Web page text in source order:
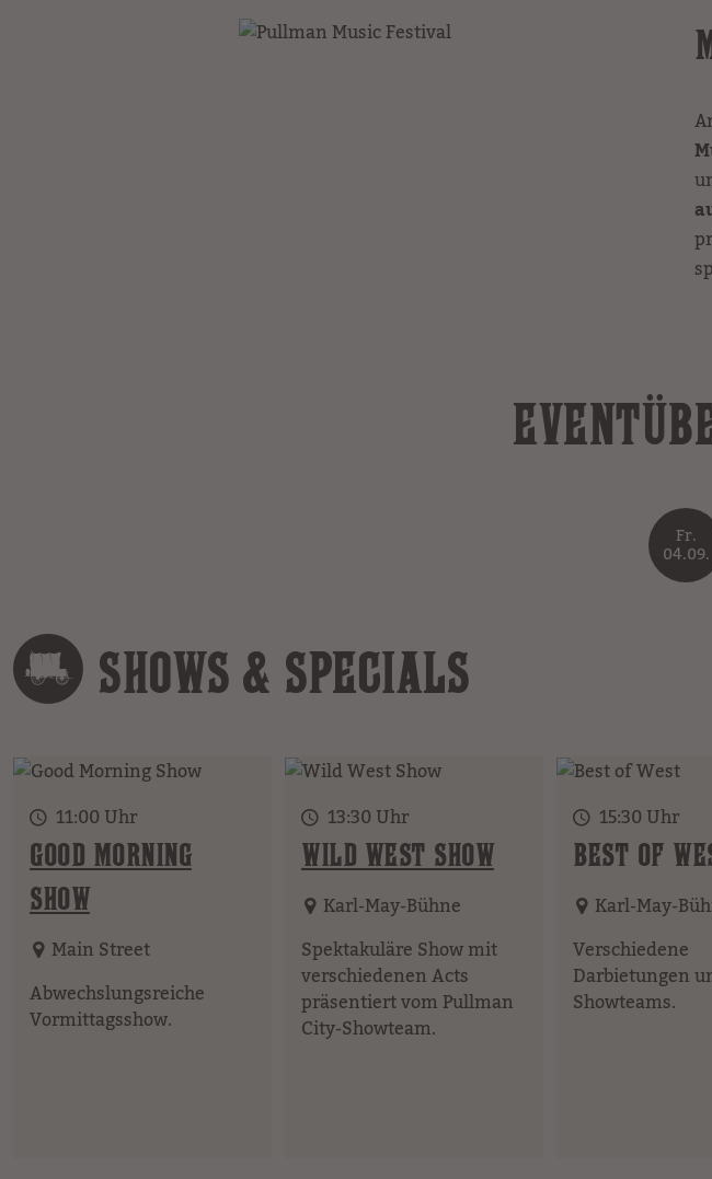
Fr.
04.09.
SHOWS & SPECIALS
11:00 Uhr
GOOD MORNING
SHOW
Main Street
Abwechslungsreiche
Vormittagsshow.
13:30 Uhr
WILD WEST SHOW
Karl-May-Bühne
Spektakuläre Show mit
verschiedenen Acts
präsentiert vom Pullman
City-Showteam.
15:30 Uhr
BEST OF
Karl-May-
Verschiedene
Darbietungen
Showteams.